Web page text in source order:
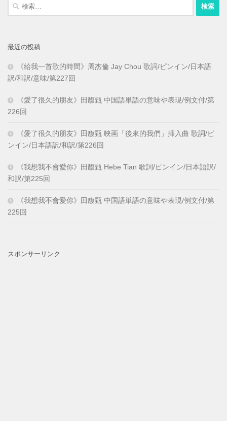
検
最近の投稿
《給我一首歌的時間》周杰倫 Jay Chou 歌詞/ピンイン/日本語
訳/和訳/意味/第227回
《愛了很久的朋友》田馥甄 中国語単語の意味や表現/例文付/第
226回
《愛了很久的朋友》田馥甄 映画「後來的我們」挿入曲 歌詞/ピ
ンイン/日本語訳/和訳/第226回
《我想我不會愛你》田馥甄 Hebe Tian 歌詞/ピンイン/日本語訳/
和訳/第225回
《我想我不會愛你》田馥甄 中国語単語の意味や表現/例文付/第
225回
スポンサーリンク